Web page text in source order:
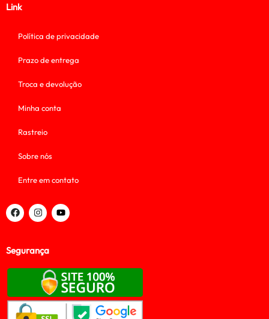
Link
Política de privacidade
Prazo de entrega
Troca e devolução
Minha conta
Rastreio
Sobre nós
Entre em contato
Segurança